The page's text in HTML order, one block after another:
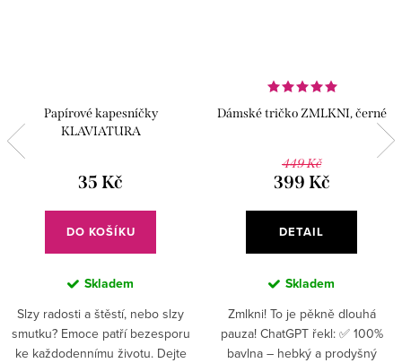
Papírové kapesníčky
KLAVIATURA
35 Kč
DO KOŠÍKU
Skladem
Slzy radosti a štěstí, nebo slzy
smutku? Emoce patří bezesporu
ke každodennímu životu. Dejte
Dámské tričko ZMLKNI, černé
449 Kč
399 Kč
DETAIL
Skladem
Zmlkni! To je pěkně dlouhá
pauza! ChatGPT řekl: ✅ 100%
bavlna – hebký a prodyšný